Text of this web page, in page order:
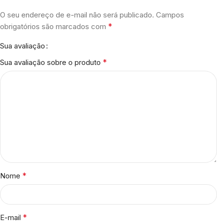
O seu endereço de e-mail não será publicado. Campos
obrigatórios são marcados com *
Sua avaliação
Sua avaliação sobre o produto *
Nome *
E-mail *